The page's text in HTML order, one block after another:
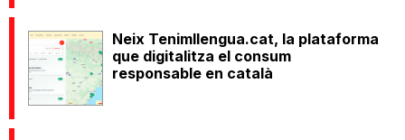
Neix Tenimllengua.cat, la plataforma
que digitalitza el consum
responsable en català